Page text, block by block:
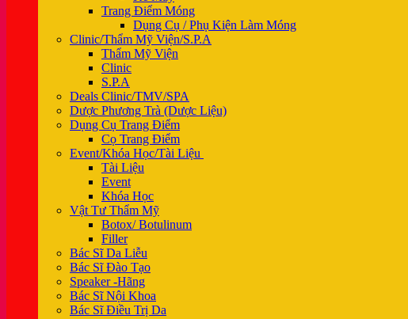
Trang Điểm Móng
Dụng Cụ / Phụ Kiện Làm Móng
Clinic/Thẩm Mỹ Viện/S.P.A
Thẩm Mỹ Viện
Clinic
S.P.A
Deals Clinic/TMV/SPA
Dược Phương Trà (Dược Liệu)
Dụng Cụ Trang Điểm
Cọ Trang Điểm
Event/Khóa Học/Tài Liệu
Tài Liệu
Event
Khóa Học
Vật Tư Thẩm Mỹ
Botox/ Botulinum
Filler
Bác Sĩ Da Liễu
Bác Sĩ Đào Tạo
Speaker -Hãng
Bác Sĩ Nội Khoa
Bác Sĩ Điều Trị Da